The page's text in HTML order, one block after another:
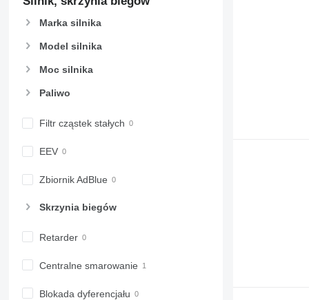
980
982
992
C-series
D series
F-series
IT
M-series
NR
Marka silnika
Model silnika
Moc silnika
Paliwo
Filtr cząstek stałych
EEV
Zbiornik AdBlue
Skrzynia biegów
Retarder
Centralne smarowanie
Blokada dyferencjału